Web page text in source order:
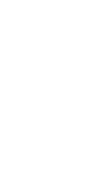
んなよ」
県警が異例